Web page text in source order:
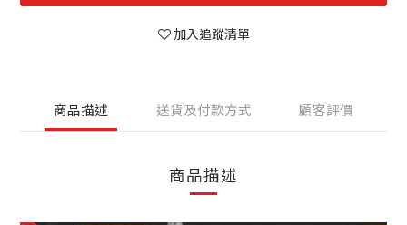
加入追蹤清單
商品描述 送貨及付款方式 顧客評價
商品描述